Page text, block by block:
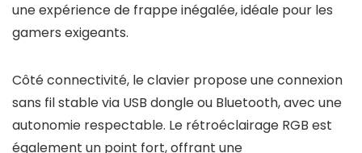
une expérience de frappe inégalée, idéale pour les
gamers exigeants.
Côté connectivité, le clavier propose une connexion
sans fil stable via USB dongle ou Bluetooth, avec une
autonomie respectable. Le rétroéclairage RGB est
également un point fort, offrant une